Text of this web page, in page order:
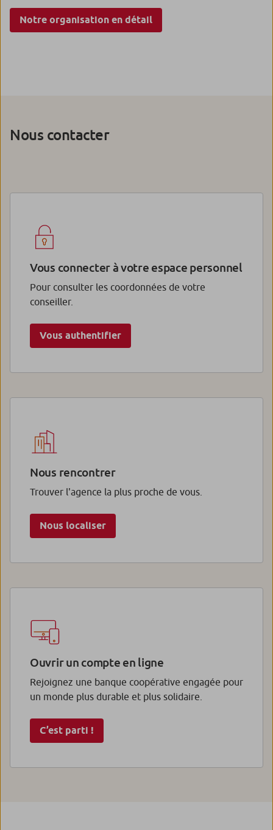
Notre organisation en détail
Nous contacter
Vous connecter à votre espace personnel
Pour consulter les coordonnées de votre
conseiller.
Vous authentifier
Nous rencontrer
Trouver l'agence la plus proche de vous.
Nous localiser
Ouvrir un compte en ligne
Rejoignez une banque coopérative engagée pour
un monde plus durable et plus solidaire.
C’est parti !